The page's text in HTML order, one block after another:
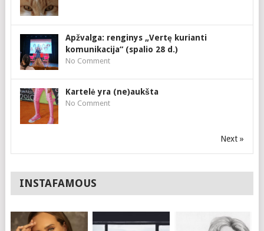
Apžvalga: renginys „Vertę kurianti
komunikacija“ (spalio 28 d.)
No Comment
Kartelė yra (ne)aukšta
No Comment
Next »
INSTAFAMOUS